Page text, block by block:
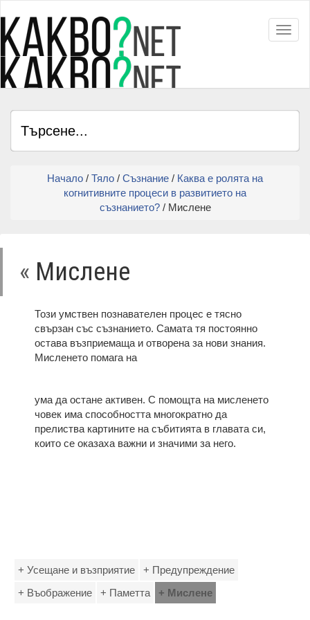
Начало / Тяло / Съзнание / Каква е ролята на
когнитивните процеси в развитието на
съзнанието?/ Мислене
« Мислене
Този умствен познавателен процес е тясно
свързан със съзнанието. Самата тя постоянно
остава възприемаща и отворена за нови знания.
Мисленето помага на
ума да остане активен. С помощта на мисленето
човек има способността многократно да
прелиства картините на събитията в главата си,
които се оказаха важни и значими за него.
+ Усещане и възприятие
+ Предупреждение
+ Въображение
+ Паметта + Мислене